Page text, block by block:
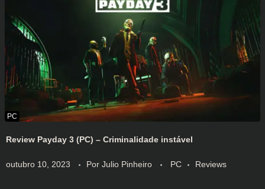
Review Payday 3 (PC) – Criminalidade instável
outubro 10, 2023 Por Julio Pinheiro PC Reviews